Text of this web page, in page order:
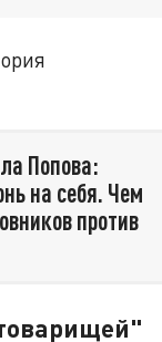
Попова:
на себя. Чем
против